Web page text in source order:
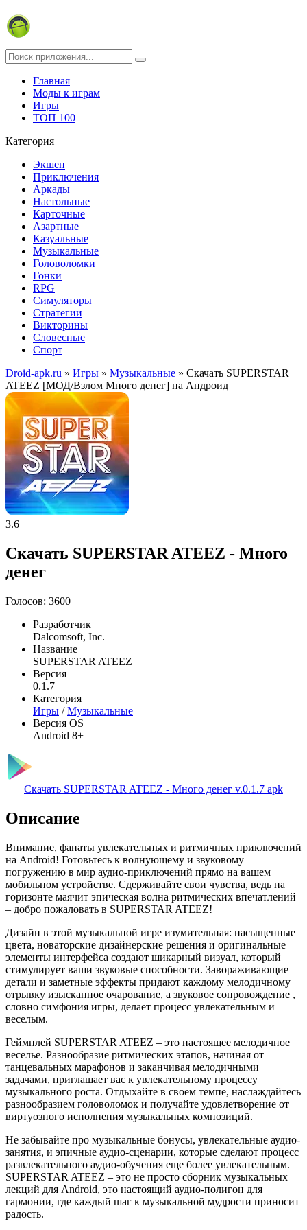
Главная
Моды к играм
Игры
ТОП 100
Категория
Экшен
Приключения
Аркады
Настольные
Карточные
Азартные
Казуальные
Музыкальные
Головоломки
Гонки
RPG
Симуляторы
Стратегии
Викторины
Словесные
Спорт
Droid-apk.ru » Игры » Музыкальные » Скачать SUPERSTAR
ATEEZ [МОД/Взлом Много денег] на Андроид
3.6
Скачать SUPERSTAR ATEEZ - Много
денег
Голосов: 3600
Разработчик
Dalcomsoft, Inc.
Название
SUPERSTAR ATEEZ
Версия
0.1.7
Категория
Игры /Музыкальные
Версия OS
Android 8+
Скачать SUPERSTAR ATEEZ - Много денег v.0.1.7 apk
Описание
Внимание, фанаты увлекательных и ритмичных приключений
на Android! Готовьтесь к волнующему и звуковому
погружению в мир аудио-приключений прямо на вашем
мобильном устройстве. Сдерживайте свои чувства, ведь на
горизонте маячит эпическая волна ритмических впечатлений
– добро пожаловать в SUPERSTAR ATEEZ!
Дизайн в этой музыкальной игре изумительная: насыщенные
цвета, новаторские дизайнерские решения и оригинальные
элементы интерфейса создают шикарный визуал, который
стимулирует ваши звуковые способности. Завораживающие
детали и заметные эффекты придают каждому мелодичному
отрывку изысканное очарование, а звуковое сопровождение ,
словно симфония игры, делает процесс увлекательным и
веселым.
Геймплей SUPERSTAR ATEEZ – это настоящее мелодичное
веселье. Разнообразие ритмических этапов, начиная от
танцевальных марафонов и заканчивая мелодичными
задачами, приглашает вас к увлекательному процессу
музыкального роста. Отдыхайте в своем темпе, наслаждайтесь
разнообразием головоломок и получайте удовлетворение от
виртуозного исполнения музыкальных композиций.
Не забывайте про музыкальные бонусы, увлекательные аудио-
занятия, и эпичные аудио-сценарии, которые сделают процесс
развлекательного аудио-обучения еще более увлекательным.
SUPERSTAR ATEEZ – это не просто сборник музыкальных
лекций для Android, это настоящий аудио-полигон для
гармонии, где каждый шаг к музыкальной мудрости приносит
радость.